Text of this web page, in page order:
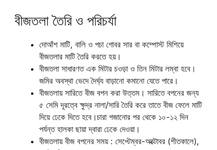
বীজতলা তৈরি ও পরিচর্যা
দোআঁশ মাটি, বালি ও পচা গোবর সার বা কম্পোস্ট মিশিয়ে
বীজতলার মাটি তৈরি করতে হয়।
বীজতলা সাধারণত এক মিটার চওড়া ও তিন মিটার লম্বা হবে।
জমির অবস্থা ভেদে দৈর্ঘ্য বাড়ানো কমানো যেতে পারে।
বীজতলায় সারিতে বীজ বপন করা উত্তম। সারিতে বপনের জন্য
৫ সেমি দূরত্বে ক্ষুদ্র নালা/সারি তৈরি করে তাতে বীজ ফেলে মাটি
দিয়ে ঢেকে দিতে হবে।চারা গজানোর পর থেকে ১০-১২ দিন
পর্যন্ত হালকা ছায়া দ্বারা ঢেকে দেওয়া।
বীজতলায় বীজ বপনের সময় : সেপ্টেম্বর-অক্টোবর (শীতকালে),